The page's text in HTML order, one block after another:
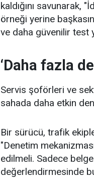
kaldığını savunarak,
örneği yerine
ve daha güvenilir test
‘Daha fazla
Servis şoförleri ve
sahada daha etkin
Bir sürücü, trafik
"Denetim
edilmeli. Sadece
değerlendirmesinde